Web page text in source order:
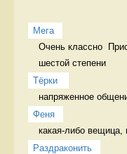
Мега
Очень классно
шестой степени
Тёрки
напряженное
Феня
какая-либо вещица,
Раздраконить